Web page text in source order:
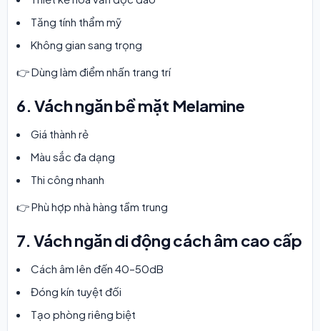
Tăng tính thẩm mỹ
Không gian sang trọng
👉 Dùng làm điểm nhấn trang trí
6. Vách ngăn bề mặt Melamine
Giá thành rẻ
Màu sắc đa dạng
Thi công nhanh
👉 Phù hợp nhà hàng tầm trung
7. Vách ngăn di động cách âm cao cấp
Cách âm lên đến 40–50dB
Đóng kín tuyệt đối
Tạo phòng riêng biệt